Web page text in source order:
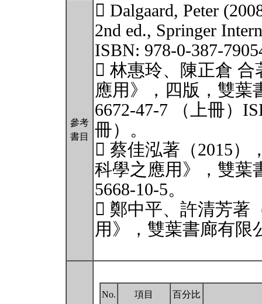
參考
書目
 Dalgaard, Peter
2nd ed., Springer
ISBN: 978-0-387-
 林惠玲、陳正倉 合
應用》，四版，雙葉
6672-47-7 （上冊）
冊）。
 蔡佳泓著（2015）
科學之應用》，雙葉
5668-10-5。
 鄭中平、許清芳著
用》，雙葉書廊有限
No. 項目 百分比